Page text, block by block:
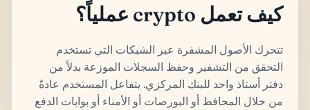
كيف تعمل crypto عملياً؟
تتحرك الأصول المشفرة عبر الشبكات التي تستخدم
التحقق من التشفير وحفظ السجلات الموزعة بدلاً من
دفتر أستاذ واحد للبنك المركزي. يتفاعل المستخدم عادةً
من خلال المحافظ أو البورصات أو الأمناء أو بوابات الدفع